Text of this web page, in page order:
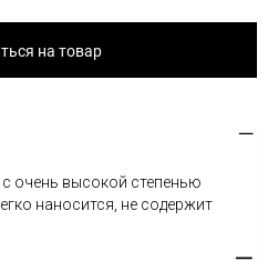
на товар
очень высокой степенью
наносится, не содержит